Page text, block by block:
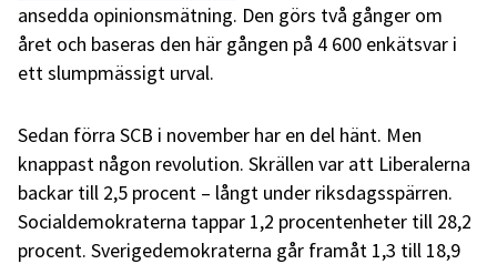
ansedda opinionsmätning. Den görs två gånger om
året och baseras den här gången på 4 600 enkätsvar i
ett slumpmässigt urval.
Sedan förra SCB i november har en del hänt. Men
knappast någon revolution. Skrällen var att Liberalerna
backar till 2,5 procent – långt under riksdagsspärren.
Socialdemokraterna tappar 1,2 procentenheter till 28,2
procent. Sverigedemokraterna går framåt 1,3 till 18,9